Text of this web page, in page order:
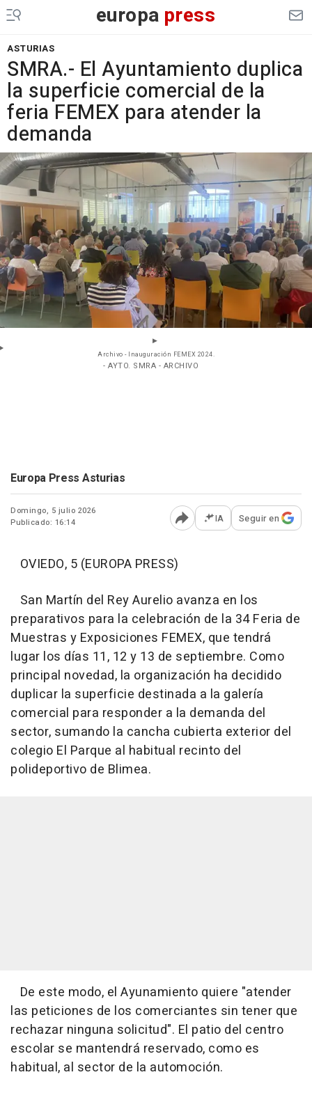
europa press
ASTURIAS
SMRA.- El Ayuntamiento duplica
la superficie comercial de la
feria FEMEX para atender la
demanda
Archivo - Inauguración FEMEX 2024.
- AYTO. SMRA - ARCHIVO
Europa Press Asturias
Domingo, 5 julio 2026
Publicado: 16:14
Abrir opciones para
IA Seguir en
OVIEDO, 5 (EUROPA PRESS)
San Martín del Rey Aurelio avanza en los
preparativos para la celebración de la 34 Feria de
Muestras y Exposiciones FEMEX, que tendrá
lugar los días 11, 12 y 13 de septiembre. Como
principal novedad, la organización ha decidido
duplicar la superficie destinada a la galería
comercial para responder a la demanda del
sector, sumando la cancha cubierta exterior del
colegio El Parque al habitual recinto del
polideportivo de Blimea.
De este modo, el Ayunamiento quiere "atender
las peticiones de los comerciantes sin tener que
rechazar ninguna solicitud". El patio del centro
escolar se mantendrá reservado, como es
habitual, al sector de la automoción.